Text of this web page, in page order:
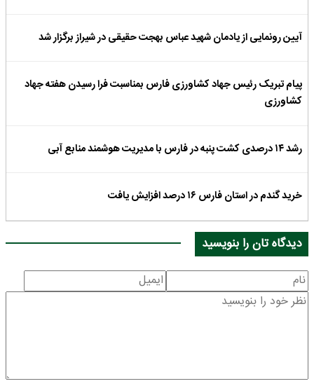
آیین رونمایی از یادمان شهید عباس بهجت حقیقی در شیراز برگزار شد
پیام تبریک رئیس جهاد کشاورزی فارس بمناسبت فرا رسیدن هفته جهاد
کشاورزی
رشد ۱۴ درصدی کشت پنبه در فارس با مدیریت هوشمند منابع آبی
خرید گندم در استان فارس ۱۶ درصد افزایش یافت
دیدگاه تان را بنویسید